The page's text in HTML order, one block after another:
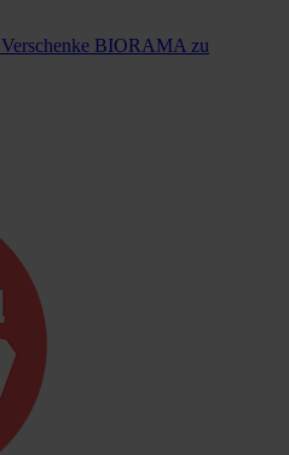
Verschenke BIORAMA zu